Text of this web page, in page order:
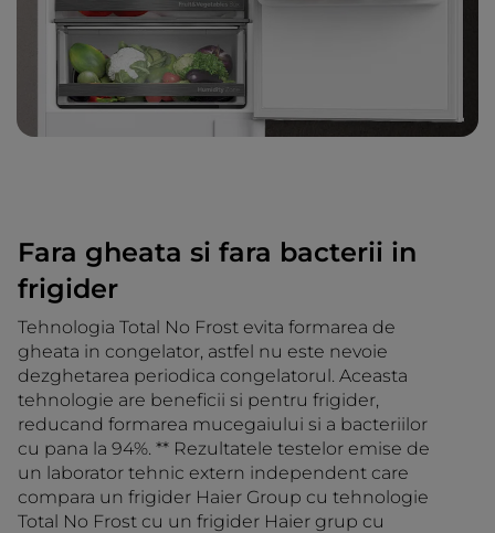
Fara gheata si fara bacterii in
frigider
Tehnologia Total No Frost evita formarea de
gheata in congelator, astfel nu este nevoie
dezghetarea periodica congelatorul. Aceasta
tehnologie are beneficii si pentru frigider,
reducand formarea mucegaiului si a bacteriilor
cu pana la 94%. ** Rezultatele testelor emise de
un laborator tehnic extern independent care
compara un frigider Haier Group cu tehnologie
Total No Frost cu un frigider Haier grup cu